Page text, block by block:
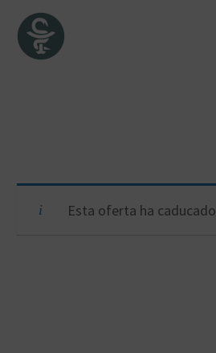
Esta oferta ha caducado